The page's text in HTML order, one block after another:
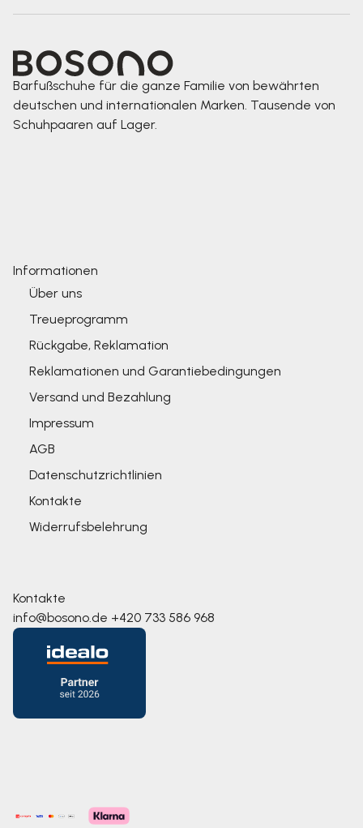
Barfußschuhe für die ganze Familie von bewährten
deutschen und internationalen Marken. Tausende von
Schuhpaaren auf Lager.
Informationen
Über uns
Treueprogramm
Rückgabe, Reklamation
Reklamationen und Garantiebedingungen
Versand und Bezahlung
Impressum
AGB
Datenschutzrichtlinien
Kontakte
Widerrufsbelehrung
Kontakte
info@bosono.de +420 733 586 968